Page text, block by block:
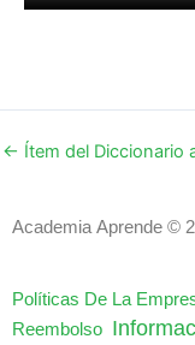
← Ítem del Diccionario
Academia Aprende ©
Políticas De La
Reembolso